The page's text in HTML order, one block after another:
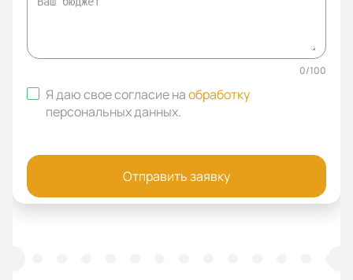
0/100
Я даю свое согласие наобработку
персональных данных.
Отправить заявку